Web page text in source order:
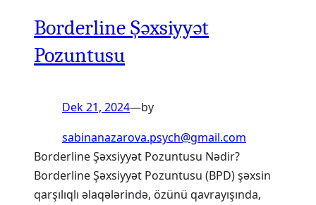
Borderline Şəxsiyyət
Pozuntusu
Dek 21, 2024—by
sabinanazarova.psych@gmail.com
Borderline Şəxsiyyət Pozuntusu Nədir?
Borderline Şəxsiyyət Pozuntusu (BPD) şəxsin
qarşılıqlı əlaqələrində, özünü qavrayışında,